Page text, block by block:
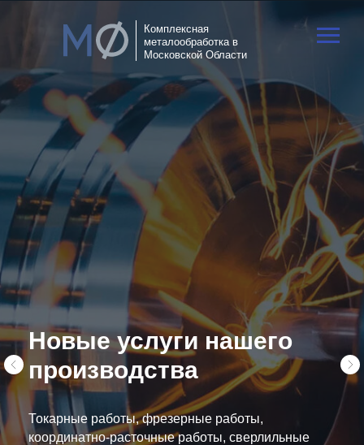
Комплексная
металообработка в
Московской Области
Новые услуги нашего
производства
Токарные работы, фрезерные работы,
координатно-расточные работы, сверлильные